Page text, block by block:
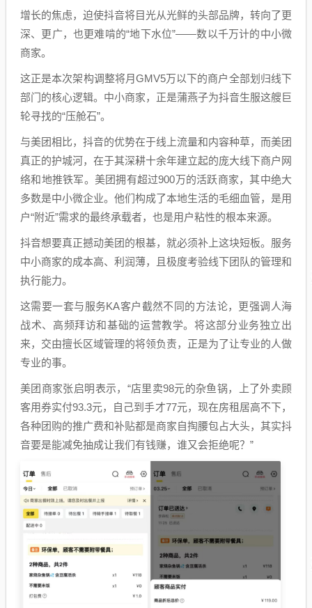
增长的焦虑，迫使抖音将目光从光鲜的头部品牌，转向了更
深、更广，也更难啃的“地下水位”——数以千万计的中小微
商家。
这正是本次架构调整将月GMV5万以下的商户全部划归线下
部门的核心逻辑。中小商家，正是蒲燕子为抖音生服这艘巨
轮寻找的“压舱石”。
与美团相比，抖音的优势在于线上流量和内容种草，而美团
真正的护城河，在于其深耕十余年建立起的庞大线下商户网
络和地推铁军。美团拥有超过900万的活跃商家，其中绝大
多数是中小微企业。他们构成了本地生活的毛细血管，是用
户“附近”需求的最终承载者，也是用户粘性的根本来源。
抖音想要真正撼动美团的根基，就必须补上这块短板。服务
中小商家的成本高、利润薄，且极度考验线下团队的管理和
执行能力。
这需要一套与服务KA客户截然不同的方法论，更强调人海
战术、高频拜访和基础的运营教学。将这部分业务独立出
来，交由擅长区域管理的将领负责，正是为了让专业的人做
专业的事。
美团商家张启明表示，“店里卖98元的杂鱼锅，上了外卖顾
客用券实付93.3元，自己到手才77元，现在房租居高不下，
各种团购的推广费和补贴都是商家自掏腰包占大头，其实抖
音要是能减免抽成让我们有钱赚，谁又会拒绝呢？”